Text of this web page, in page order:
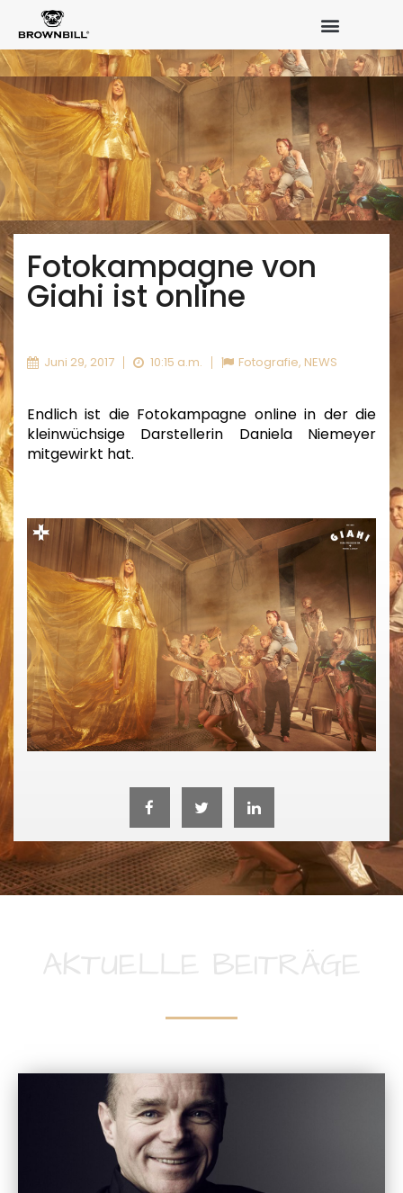
Fotokampagne von
Giahi ist online
Juni 29, 2017 10:15 a.m. Fotografie, NEWS
Endlich ist die Fotokampagne online in der die
kleinwüchsige Darstellerin Daniela Niemeyer
mitgewirkt hat.
AKTUELLE BEITRÄGE